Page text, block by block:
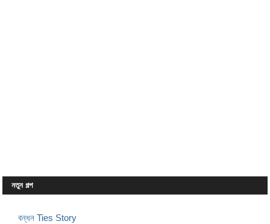
নতুন গল্প
বন্ধন Ties Story